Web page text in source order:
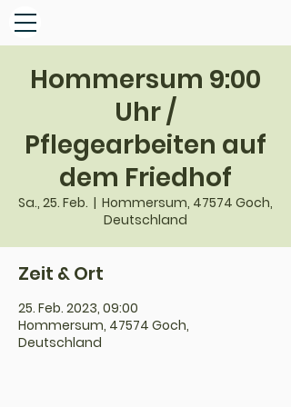
Hommersum 9:00
Uhr /
Pflegearbeiten auf
dem Friedhof
Sa., 25. Feb.
  |
Hommersum, 47574 Goch,
Deutschland
Zeit & Ort
25. Feb. 2023, 09:00
Hommersum, 47574 Goch,
Deutschland